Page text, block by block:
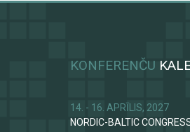
KONFERENČU
14. - 16. APRĪLIS, 2027
NORDIC-BALTIC